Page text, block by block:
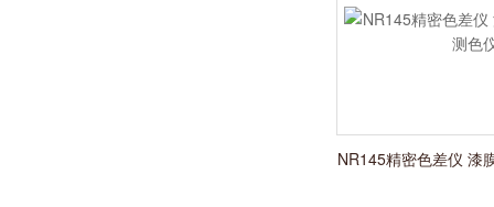
NR145精密色差仪 漆